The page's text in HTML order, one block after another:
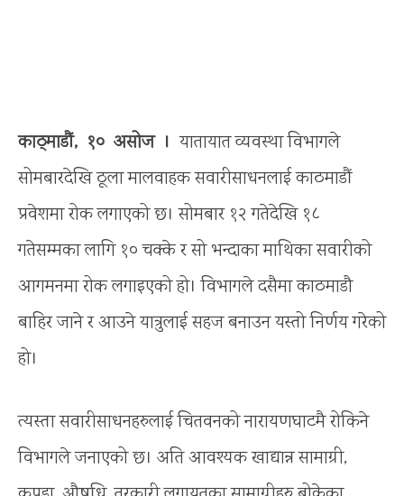
काठ्माडौं, १० असोज । यातायात व्यवस्था विभागले
सोमबारदेखि ठूला मालवाहक सवारीसाधनलाई काठमाडौं
प्रवेशमा रोक लगाएको छ। सोमबार १२ गतेदेखि १८
गतेसम्मका लागि १० चक्के र सो भन्दाका माथिका सवारीको
आगमनमा रोक लगाइएको हो। विभागले दसै‌मा काठमाडौ‌
बाहिर जाने र आउने यात्रुलाई सहज बनाउन यस्तो निर्णय गरेको
हो।
त्यस्ता सवारीसाधनहरुलाई चितवनको नारायणघाटमै रोकिने
विभागले जनाएको छ। अति आवश्यक खाद्यान्न सामाग्री,